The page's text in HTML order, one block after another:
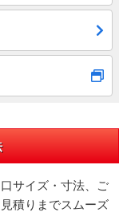
サイズ・寸法、ご
積りまでスムーズ